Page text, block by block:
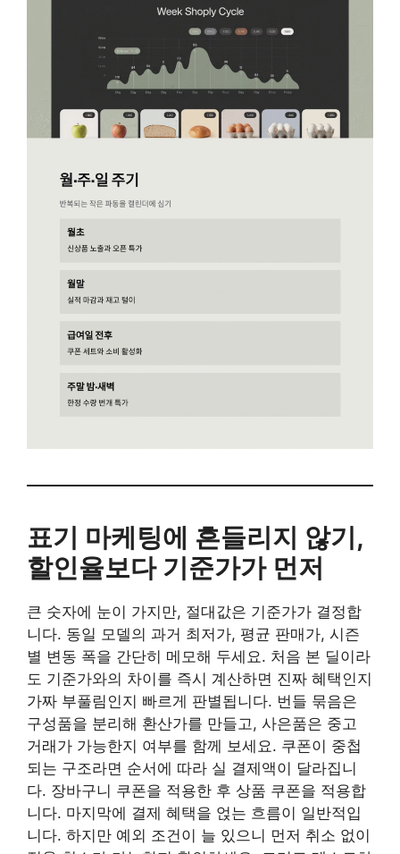
표기 마케팅에 흔들리지 않기,
할인율보다 기준가가 먼저
큰 숫자에 눈이 가지만, 절대값은 기준가가 결정합
니다. 동일 모델의 과거 최저가, 평균 판매가, 시즌
별 변동 폭을 간단히 메모해 두세요. 처음 본 딜이라
도 기준가와의 차이를 즉시 계산하면 진짜 혜택인지
가짜 부풀림인지 빠르게 판별됩니다. 번들 묶음은
구성품을 분리해 환산가를 만들고, 사은품은 중고
거래가 가능한지 여부를 함께 보세요. 쿠폰이 중첩
되는 구조라면 순서에 따라 실 결제액이 달라집니
다. 장바구니 쿠폰을 적용한 후 상품 쿠폰을 적용합
니다. 마지막에 결제 혜택을 얹는 흐름이 일반적입
니다. 하지만 예외 조건이 늘 있으니 먼저 취소 없이